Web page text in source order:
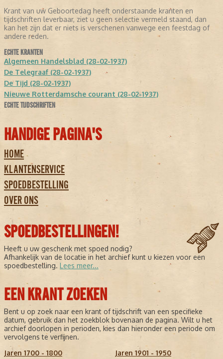
Krant van uw Geboortedag heeft onderstaande kranten en
tijdschriften leverbaar, ziet u geen selectie vermeld staand, dan
kan het zijn dat er niets is verschenen vanwege een feestdag of
andere reden.
ECHTE KRANTEN
Algemeen Handelsblad (28-02-1937)
De Telegraaf (28-02-1937)
De Tijd (28-02-1937)
Nieuwe Rotterdamsche courant (28-02-1937)
ECHTE TIJDSCHRIFTEN
HANDIGE PAGINA'S
HOME
KLANTENSERVICE
SPOEDBESTELLING
OVER ONS
SPOEDBESTELLINGEN!
Heeft u uw geschenk met spoed nodig?
Afhankelijk van de locatie in het archief kunt u kiezen voor een
spoedbestelling. Lees meer...
EEN KRANT ZOEKEN
Bent u op zoek naar een krant of tijdschrift van een specifieke
datum, gebruik dan het zoekblok bovenaan de pagina. Wilt u het
archief doorlopen in perioden, kies dan hieronder een periode om
vervolgens te verfijnen.
Jaren 1700 - 1800
Jaren 1901 - 1950